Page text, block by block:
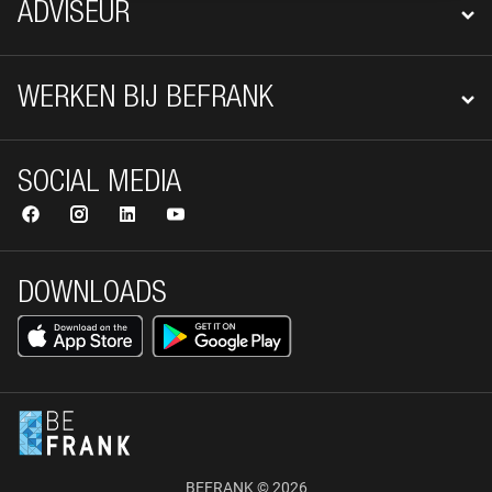
ADVISEUR
WERKEN BIJ BEFRANK
DOWNLOADS
SOCIAL MEDIA
BEFRANK © 2026